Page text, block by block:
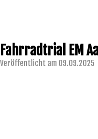
Fahrradtrial EM
Veröffentlicht am 09.09.2025